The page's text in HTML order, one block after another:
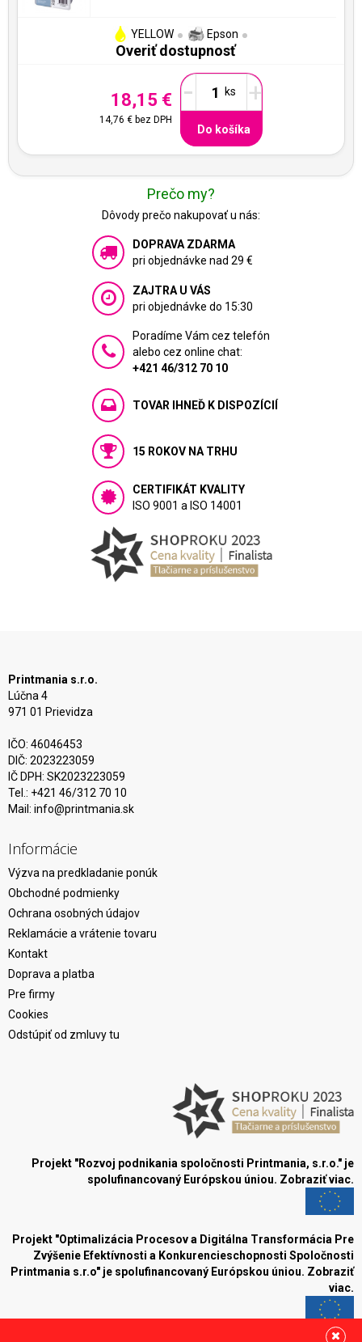
YELLOW Epson
Overiť dostupnosť
18,15 €
14,76 € bez DPH
- +
Do košíka
Prečo my?
Dôvody prečo nakupovať u nás:
DOPRAVA ZDARMA
pri objednávke nad 29 €
ZAJTRA U VÁS
pri objednávke do 15:30
Poradíme Vám cez telefón
alebo cez online chat:
+421 46/312 70 10
TOVAR IHNEĎ K DISPOZÍCIÍ
15 ROKOV NA TRHU
CERTIFIKÁT KVALITY
ISO 9001 a ISO 14001
Printmania s.r.o.
Lúčna 4
971 01 Prievidza
IČO: 46046453
DIČ: 2023223059
IČ DPH: SK2023223059
Tel.: +421 46/312 70 10
Mail: info@printmania.sk
Informácie
Výzva na predkladanie ponúk
Obchodné podmienky
Ochrana osobných údajov
Reklamácie a vrátenie tovaru
Kontakt
Doprava a platba
Pre firmy
Cookies
Odstúpiť od zmluvy tu
Projekt "Rozvoj podnikania spoločnosti Printmania, s.r.o." je
spolufinancovaný Európskou úniou. Zobraziť viac.
Projekt "Optimalizácia Procesov a Digitálna Transformácia Pre
Zvýšenie Efektívnosti a Konkurencieschopnosti Spoločnosti
Printmania s.r.o" je spolufinancovaný Európskou úniou. Zobraziť
viac.